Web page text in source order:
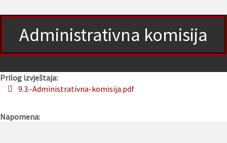
Administrativna komisija
Prilog izvještaja:
9.3.-Administrativna-komisija.pdf
Napomena: